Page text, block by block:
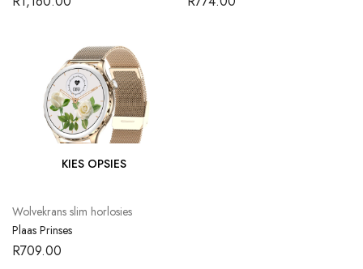
KIES OPSIES
Wolvekrans slim horlosies
Plaas Prinses
R709.00